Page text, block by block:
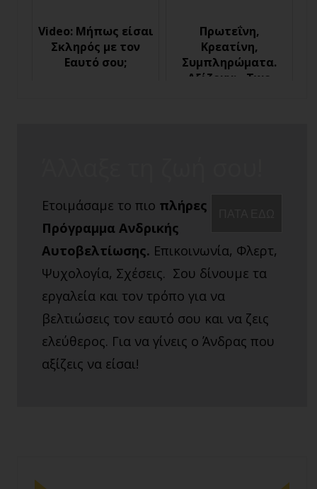
Video: Μήπως είσαι
Σκληρός με τον
Εαυτό σου;
Πρωτεΐνη,
Κρεατίνη,
Συμπληρώματα.
Αξίζουν; - Two
Ετοιμάσαμε το πιο πλήρες
Πρόγραμμα Ανδρικής
Αυτοβελτίωσης. Επικοινωνία, Φλερτ,
Ψυχολογία, Σχέσεις. Σου δίνουμε τα
εργαλεία και τον τρόπο για να
βελτιώσεις τον εαυτό σου και να ζεις
ελεύθερος. Για να γίνεις ο Άνδρας που
αξίζεις να είσαι!